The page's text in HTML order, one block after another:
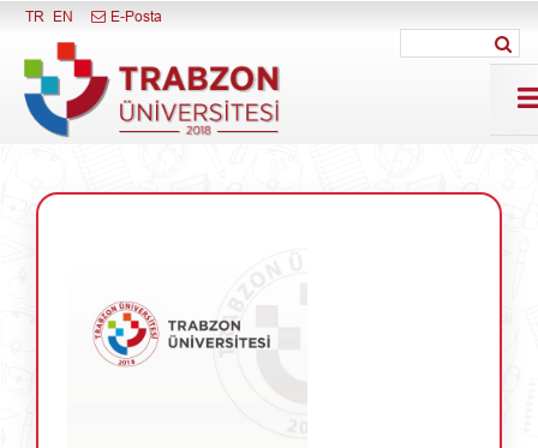
Menüyü Kapat
TR EN E-Posta